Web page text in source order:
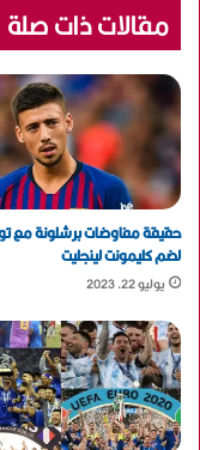
مقالات ذات صلة
حقيقة مفاوضات برشلونة مع
لضم كليمونت لينجليت
يوليو 22, 2023